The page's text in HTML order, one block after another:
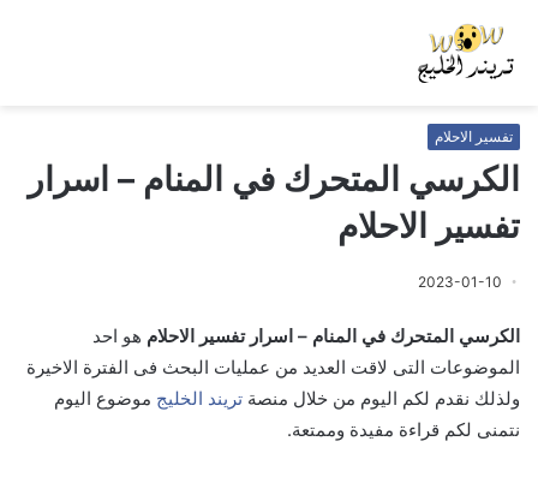
تفسير الاحلام
الكرسي المتحرك في المنام – اسرار
تفسير الاحلام
2023-01-10
الكرسي المتحرك في المنام – اسرار تفسير الاحلام هو احد
الموضوعات التى لاقت العديد من عمليات البحث فى الفترة الاخيرة
ولذلك نقدم لكم اليوم من خلال منصة تريند الخليج موضوع اليوم
نتمنى لكم قراءة مفيدة وممتعة.